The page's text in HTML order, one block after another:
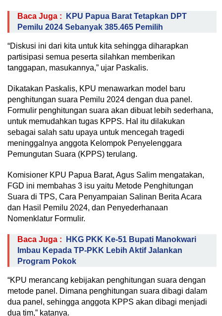
Baca Juga :
KPU Papua Barat Tetapkan DPT
Pemilu 2024 Sebanyak 385.465 Pemilih
“Diskusi ini dari kita untuk kita sehingga diharapkan
partisipasi semua peserta silahkan memberikan
tanggapan, masukannya,” ujar Paskalis.
Dikatakan Paskalis, KPU menawarkan model baru
penghitungan suara Pemilu 2024 dengan dua panel.
Formulir penghitungan suara akan dibuat lebih sederhana,
untuk memudahkan tugas KPPS. Hal itu dilakukan
sebagai salah satu upaya untuk mencegah tragedi
meninggalnya anggota Kelompok Penyelenggara
Pemungutan Suara (KPPS) terulang.
Komisioner KPU Papua Barat, Agus Salim mengatakan,
FGD ini membahas 3 isu yaitu Metode Penghitungan
Suara di TPS, Cara Penyampaian Salinan Berita Acara
dan Hasil Pemilu 2024, dan Penyederhanaan
Nomenklatur Formulir.
Baca Juga :
HKG PKK Ke-51 Bupati Manokwari
Imbau Kepada TP-PKK Lebih Aktif Jalankan
Program Pokok
“KPU merancang kebijakan penghitungan suara dengan
metode panel. Dimana penghitungan suara dibagi dalam
dua panel, sehingga anggota KPPS akan dibagi menjadi
dua tim,” katanya.